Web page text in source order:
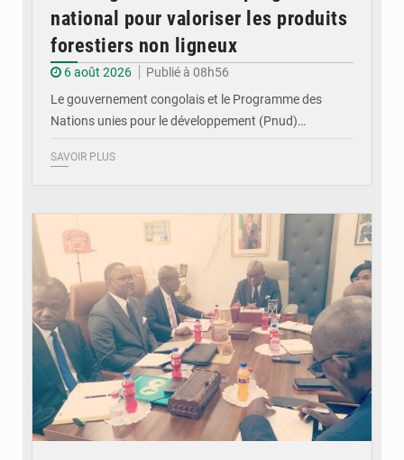
national pour valoriser les produits
forestiers non ligneux
6 août 2026
Publié à 08h56
Le gouvernement congolais et le Programme des
Nations unies pour le développement (Pnud)…
SAVOIR PLUS